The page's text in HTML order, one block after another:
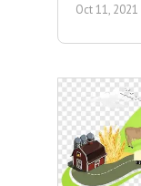
Oct 11, 2021